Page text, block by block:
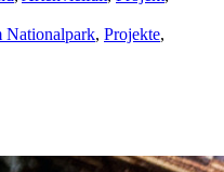
Nationalpark, Projekte,